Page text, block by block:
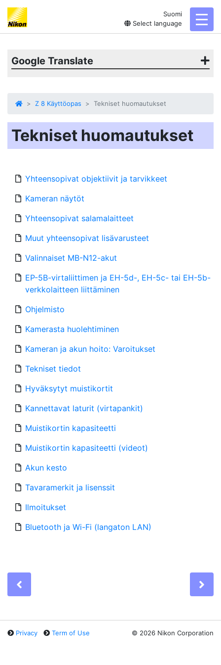
Suomi
Select language
Google Translate
Z 8 Käyttöopas Tekniset huomautukset
Tekniset huomautukset
Yhteensopivat objektiivit ja tarvikkeet
Kameran näytöt
Yhteensopivat salamalaitteet
Muut yhteensopivat lisävarusteet
Valinnaiset MB-N12-akut
EP-5B-virtaliittimen ja EH-5d-, EH-5c- tai EH-5b-
verkkolaitteen liittäminen
Ohjelmisto
Kamerasta huolehtiminen
Kameran ja akun hoito: Varoitukset
Tekniset tiedot
Hyväksytyt muistikortit
Kannettavat laturit (virtapankit)
Muistikortin kapasiteetti
Muistikortin kapasiteetti (videot)
Akun kesto
Tavaramerkit ja lisenssit
Ilmoitukset
Bluetooth ja Wi-Fi (langaton LAN)
Privacy Term of Use © 2026 Nikon Corporation